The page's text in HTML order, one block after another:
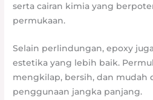
serta cairan kimia yang
permukaan.
Selain perlindungan, epoxy
estetika yang lebih baik.
mengkilap, bersih, dan mudah
penggunaan jangka panjang.